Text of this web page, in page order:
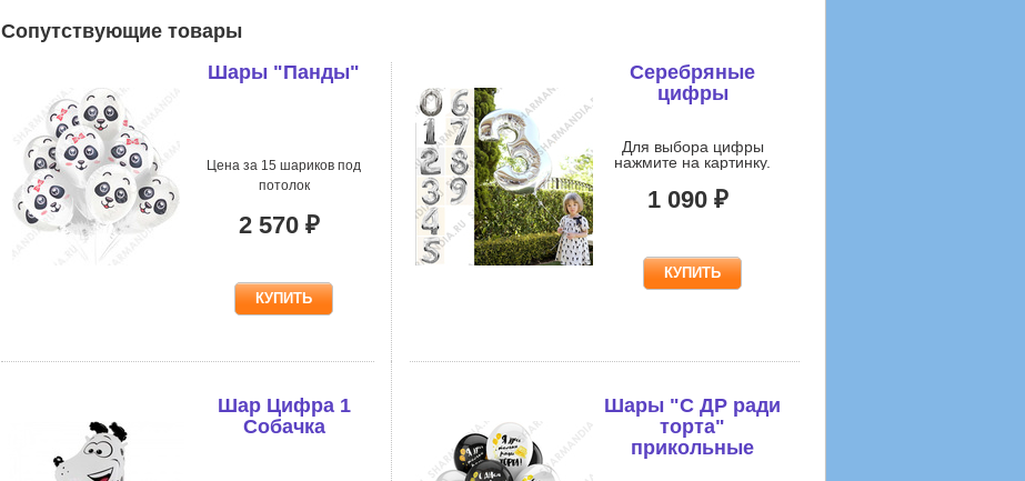
Сопутствующие товары
Шары "Панды"
Цена за 15 шариков под
потолок
2 570 ₽
Серебряные
цифры
Для выбора цифры
нажмите на картинку.
1 090 ₽
Шар Цифра 1
Собачка
Шары "С ДР ради
торта"
прикольные